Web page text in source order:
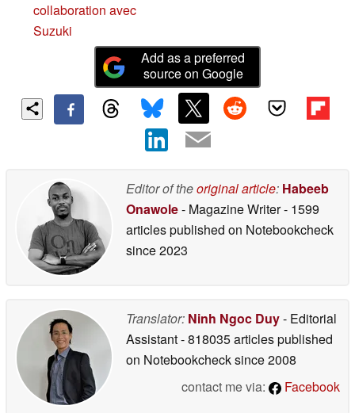
collaboration avec
Suzuki
Add as a preferred
source on Google
Editor of theoriginal article: Habeeb
Onawole- Magazine Writer- 1599
articles published on Notebookcheck
since 2023
Translator: Ninh Ngoc Duy- Editorial
Assistant- 818035 articles published
on Notebookchecksince 2008
contact me via:
Facebook